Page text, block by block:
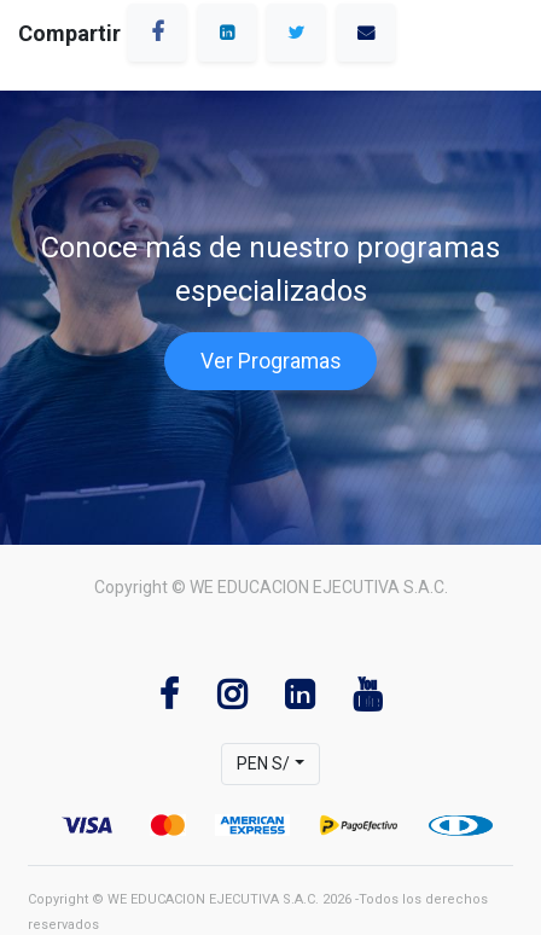
Compartir
Conoce más de nuestro programas
especializados
Ver Programas
Copyright © WE EDUCACION EJECUTIVA S.A.C.
PEN S/
Copyright © WE EDUCACION EJECUTIVA S.A.C. 2026 -Todos los derechos
reservados